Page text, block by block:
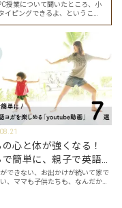
授業について聞いたところ、小
イピングできるよ、ということ
心と体が強くなる！
で簡単に、親子で英語ヨ
しめる「youtube動画」
できない、お出かけが続いて家で
、ママも子供たちも、なんだか疲